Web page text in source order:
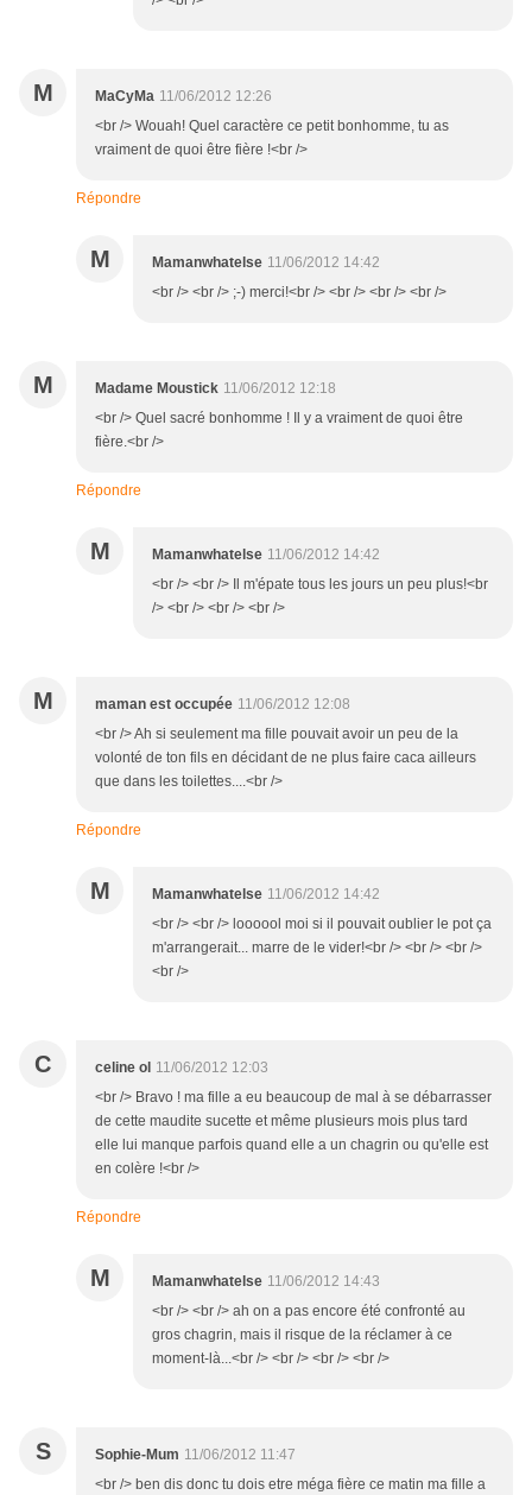
M MaCyMa 11/06/2012 12:26
<br /> Wouah! Quel caractère ce petit bonhomme, tu as
vraiment de quoi être fière !<br />
Répondre
M Mamanwhatelse 11/06/2012 14:42
<br /> <br /> ;-) merci!<br /> <br /> <br /> <br />
M Madame Moustick 11/06/2012 12:18
<br /> Quel sacré bonhomme ! Il y a vraiment de quoi être
fière.<br />
Répondre
M Mamanwhatelse 11/06/2012 14:42
<br /> <br /> Il m'épate tous les jours un peu plus!<br
/> <br /> <br /> <br />
M maman est occupée 11/06/2012 12:08
<br /> Ah si seulement ma fille pouvait avoir un peu de la
volonté de ton fils en décidant de ne plus faire caca ailleurs
que dans les toilettes....<br />
Répondre
M Mamanwhatelse 11/06/2012 14:42
<br /> <br /> loooool moi si il pouvait oublier le pot ça
m'arrangerait... marre de le vider!<br /> <br /> <br />
<br />
C celine ol 11/06/2012 12:03
<br /> Bravo ! ma fille a eu beaucoup de mal à se débarrasser
de cette maudite sucette et même plusieurs mois plus tard
elle lui manque parfois quand elle a un chagrin ou qu'elle est
en colère !<br />
Répondre
M Mamanwhatelse 11/06/2012 14:43
<br /> <br /> ah on a pas encore été confronté au
gros chagrin, mais il risque de la réclamer à ce
moment-là...<br /> <br /> <br /> <br />
S Sophie-Mum 11/06/2012 11:47
<br /> ben dis donc tu dois etre méga fière ce matin ma fille a